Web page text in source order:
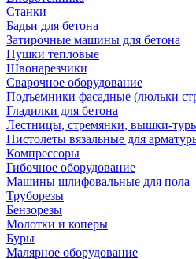
Станки
Бадьи для бетона
Затирочные машины для бетона
Пушки тепловые
Швонарезчики
Сварочное оборудование
Подъемники фасадные (люльки
Гладилки для бетона
Лестницы, стремянки, вышки-
Пистолеты вязальные для
Компрессоры
Гибочное оборудование
Машины шлифовальные для пола
Труборезы
Бензорезы
Молотки и коперы
Буры
Малярное оборудование